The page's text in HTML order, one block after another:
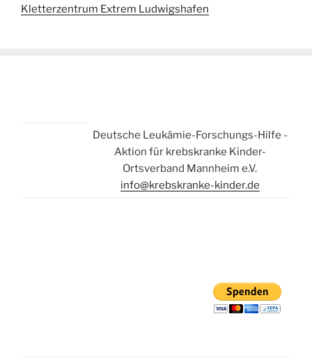
Kletterzentrum Extrem Ludwigshafen
Deutsche Leukämie-Forschungs-Hilfe -
Aktion für krebskranke Kinder-
Ortsverband Mannheim e.V.
info@krebskranke-kinder.de